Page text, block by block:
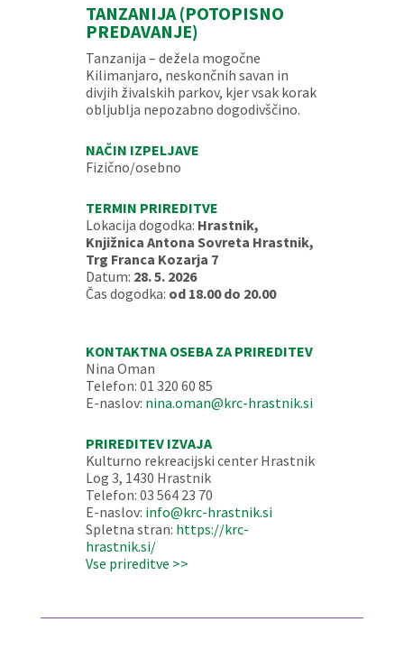
TANZANIJA (POTOPISNO
PREDAVANJE)
Tanzanija – dežela mogočne
Kilimanjaro, neskončnih savan in
divjih živalskih parkov, kjer vsak korak
obljublja nepozabno dogodivščino.
NAČIN IZPELJAVE
Fizično/osebno
TERMIN PRIREDITVE
Lokacija dogodka: Hrastnik,
Knjižnica Antona Sovreta Hrastnik,
Trg Franca Kozarja 7
Datum: 28. 5. 2026
Čas dogodka: od 18.00 do 20.00
KONTAKTNA OSEBA ZA PRIREDITEV
Nina Oman
Telefon: 01 320 60 85
E-naslov: nina.oman@krc-hrastnik.si
PRIREDITEV IZVAJA
Kulturno rekreacijski center Hrastnik
Log 3, 1430 Hrastnik
Telefon: 03 564 23 70
E-naslov: info@krc-hrastnik.si
Spletna stran: https://krc-
hrastnik.si/
Vse prireditve >>